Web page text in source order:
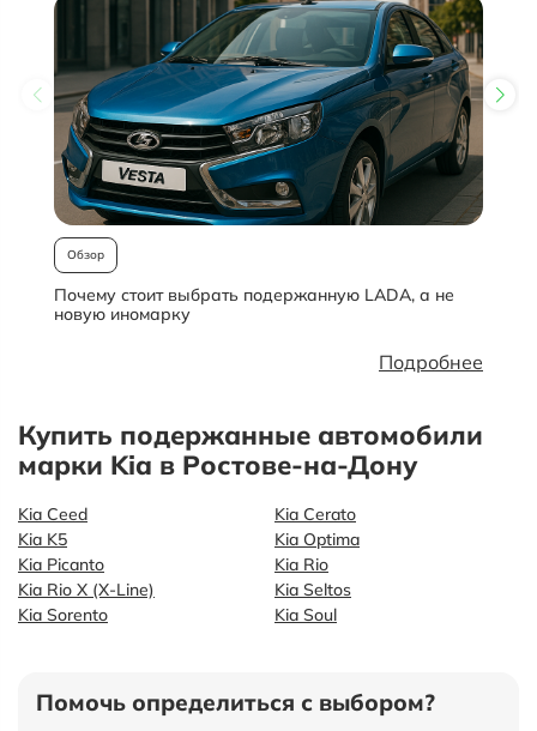
Обзор
Почему стоит выбрать подержанную LADA, а не
новую иномарку
Подробнее
Купить подержанные автомобили
марки Kia в Ростове-на-Дону
Kia Ceed
Kia Cerato
Kia K5
Kia Optima
Kia Picanto
Kia Rio
Kia Rio X (X-Line)
Kia Seltos
Kia Sorento
Kia Soul
Помочь определиться с выбором?